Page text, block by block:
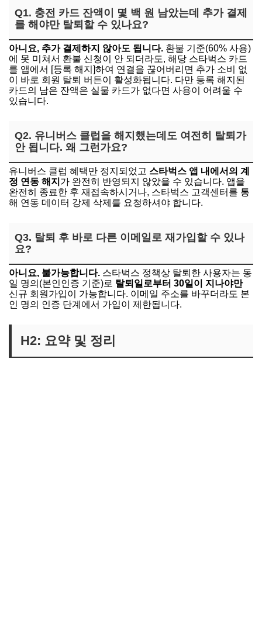
Q1. 충전 카드 잔액이 몇 백 원 남았는데 추가 결제
를 해야만 탈퇴할 수 있나요?
아니요, 추가 결제하지 않아도 됩니다. 환불 기준(60% 사용)
에 못 미쳐서 환불 신청이 안 되더라도, 해당 스타벅스 카드
를 앱에서 [등록 해지]하여 연결을 끊어버리면 추가 소비 없
이 바로 회원 탈퇴 버튼이 활성화됩니다. 다만 등록 해지된
카드의 남은 잔액은 실물 카드가 없다면 사용이 어려울 수
있습니다.
Q2. 유니버스 클럽을 해지했는데도 여전히 탈퇴가
안 됩니다. 왜 그런가요?
유니버스 클럽 혜택만 정지되었고 스타벅스 앱 내에서의 계
정 연동 해지 가 완전히 반영되지 않았을 수 있습니다. 앱을
완전히 종료한 후 재접속하시거나, 스타벅스 고객센터를 통
해 연동 데이터 강제 삭제를 요청하셔야 합니다.
Q3. 탈퇴 후 바로 다른 이메일로 재가입할 수 있나
요?
아니요, 불가능합니다. 스타벅스 정책상 탈퇴한 사용자는 동
일 명의(본인인증 기준)로 탈퇴일로부터 30일이 지나야만
신규 회원가입이 가능합니다. 이메일 주소를 바꾸더라도 본
인 명의 인증 단계에서 가입이 제한됩니다.
H2: 요약 및 정리